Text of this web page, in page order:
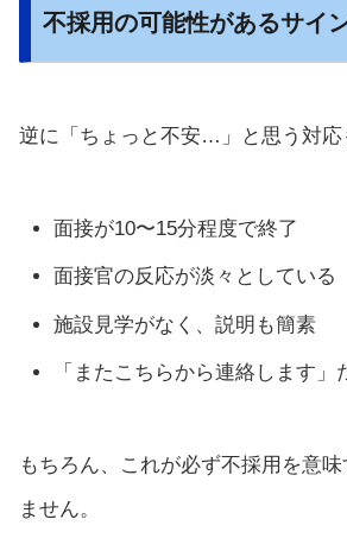
不採用の可能性があるサイ
逆に「ちょっと不安…」と思う対応
面接が10〜15分程度で終了
面接官の反応が淡々としている
施設見学がなく、説明も簡素
「またこちらから連絡します」
もちろん、これが必ず不採用を意
ません。